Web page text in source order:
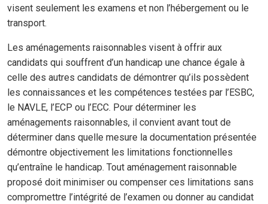
visent seulement les examens et non l’hébergement ou le
transport.
Les aménagements raisonnables visent à offrir aux
candidats qui souffrent d’un handicap une chance égale à
celle des autres candidats de démontrer qu’ils possèdent
les connaissances et les compétences testées par l’ESBC,
le NAVLE, l’ECP ou l’ECC. Pour déterminer les
aménagements raisonnables, il convient avant tout de
déterminer dans quelle mesure la documentation présentée
démontre objectivement les limitations fonctionnelles
qu’entraîne le handicap. Tout aménagement raisonnable
proposé doit minimiser ou compenser ces limitations sans
compromettre l’intégrité de l’examen ou donner au candidat